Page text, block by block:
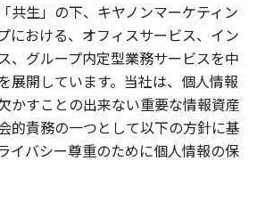
共生」の下、キヤノンマーケティン
における、オフィスサービス、イン
、グループ内定型業務サービスを中
展開しています。当社は、個人情報
かすことの出来ない重要な情報資産
的責務の一つとして以下の方針に基
イバシー尊重のために個人情報の保